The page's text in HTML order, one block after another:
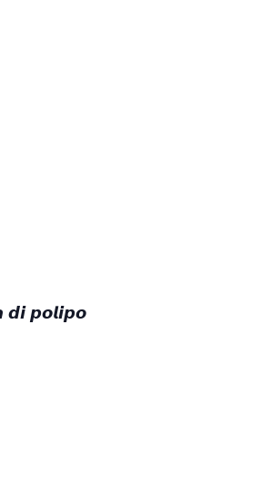
𝙙𝙞 𝙥𝙤𝙡𝙞𝙥𝙤